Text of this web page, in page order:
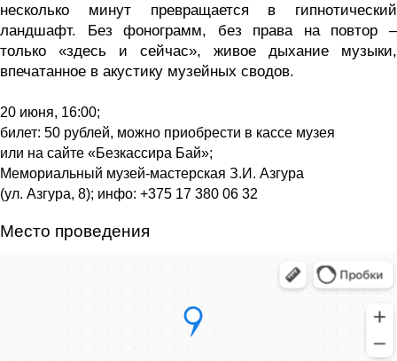
несколько минут превращается в гипнотический
ландшафт. Без фонограмм, без права на повтор –
только «здесь и сейчас», живое дыхание музыки,
впечатанное в акустику музейных сводов.
20 июня, 16:00;
билет: 50 рублей, можно приобрести в кассе музея
или на сайте «Безкассира Бай»;
Мемориальный музей-мастерская З.И. Азгура
(ул. Азгура, 8); инфо: +375 17 380 06 32
Место проведения